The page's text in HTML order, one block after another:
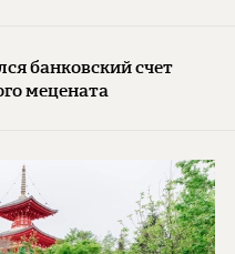
банковский счет
мецената